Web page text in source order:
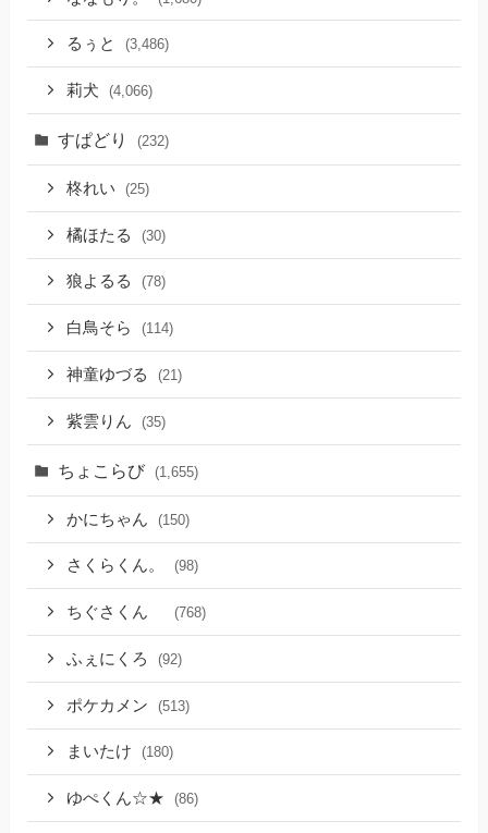
るぅと (3,486)
莉犬 (4,066)
すぱどり (232)
柊れい (25)
橘ほたる (30)
狼よるる (78)
白鳥そら (114)
神童ゆづる (21)
紫雲りん (35)
ちょこらび (1,655)
かにちゃん (150)
さくらくん。 (98)
ちぐさくん (768)
ふぇにくろ (92)
ポケカメン (513)
まいたけ (180)
ゆぺくん☆★ (86)